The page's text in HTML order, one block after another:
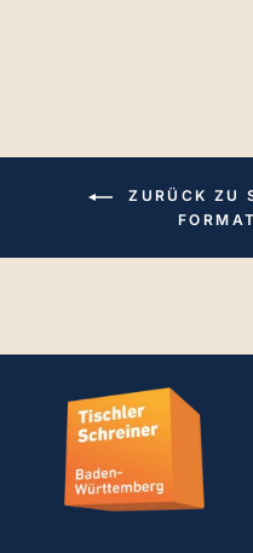
ZURÜCK ZU